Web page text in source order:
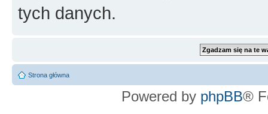
tych danych.
Strona główna
Powered by phpBB®